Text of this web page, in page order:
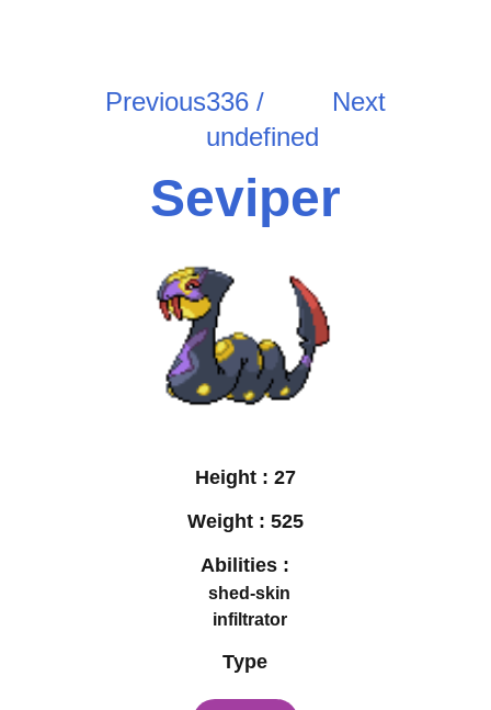
Previous336 /
undefined
Next
Seviper
Height : 27
Weight : 525
Abilities :
shed-skin
infiltrator
Type